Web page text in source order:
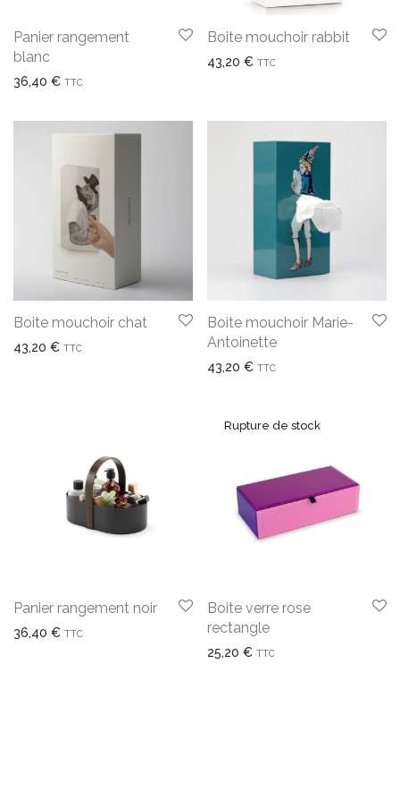
Panier rangement
blanc
36,40 € TTC
Boite mouchoir rabbit
43,20 € TTC
Boite mouchoir chat
43,20 € TTC
Boite mouchoir Marie-
Antoinette
43,20 € TTC
Panier rangement noir
36,40 € TTC
Boite verre rose
rectangle
25,20 € TTC